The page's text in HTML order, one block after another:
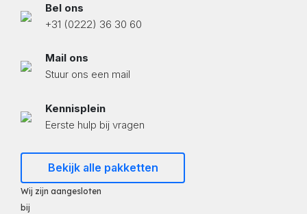
Bel ons
+31 (0222) 36 30 60
Mail ons
Stuur ons een mail
Kennisplein
Eerste hulp bij vragen
Bekijk alle pakketten
Wij zijn aangesloten
bij